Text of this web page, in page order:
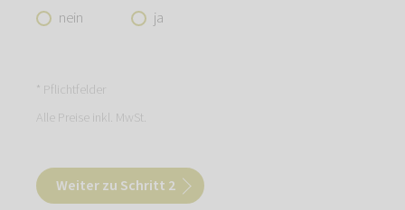
nein
ja
* Pflichtfelder
Alle Preise inkl. MwSt.
Weiter zu Schritt 2